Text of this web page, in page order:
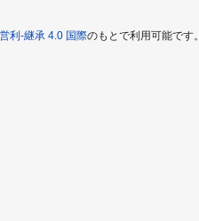
利-継承 4.0 国際のもとで利用可能です。